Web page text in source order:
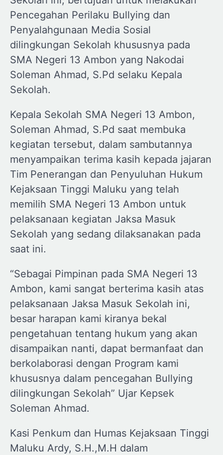
Pencegahan Perilaku Bullying dan
Penyalahgunaan Media Sosial
dilingkungan Sekolah khususnya pada
SMA Negeri 13 Ambon yang Nakodai
Soleman Ahmad, S.Pd selaku Kepala
Sekolah.
Kepala Sekolah SMA Negeri 13 Ambon,
Soleman Ahmad, S.Pd saat membuka
kegiatan tersebut, dalam sambutannya
menyampaikan terima kasih kepada jajaran
Tim Penerangan dan Penyuluhan Hukum
Kejaksaan Tinggi Maluku yang telah
memilih SMA Negeri 13 Ambon untuk
pelaksanaan kegiatan Jaksa Masuk
Sekolah yang sedang dilaksanakan pada
saat ini.
“Sebagai Pimpinan pada SMA Negeri 13
Ambon, kami sangat berterima kasih atas
pelaksanaan Jaksa Masuk Sekolah ini,
besar harapan kami kiranya bekal
pengetahuan tentang hukum yang akan
disampaikan nanti, dapat bermanfaat dan
berkolaborasi dengan Program kami
khususnya dalam pencegahan Bullying
dilingkungan Sekolah” Ujar Kepsek
Soleman Ahmad.
Kasi Penkum dan Humas Kejaksaan Tinggi
Maluku Ardy, S.H.,M.H dalam